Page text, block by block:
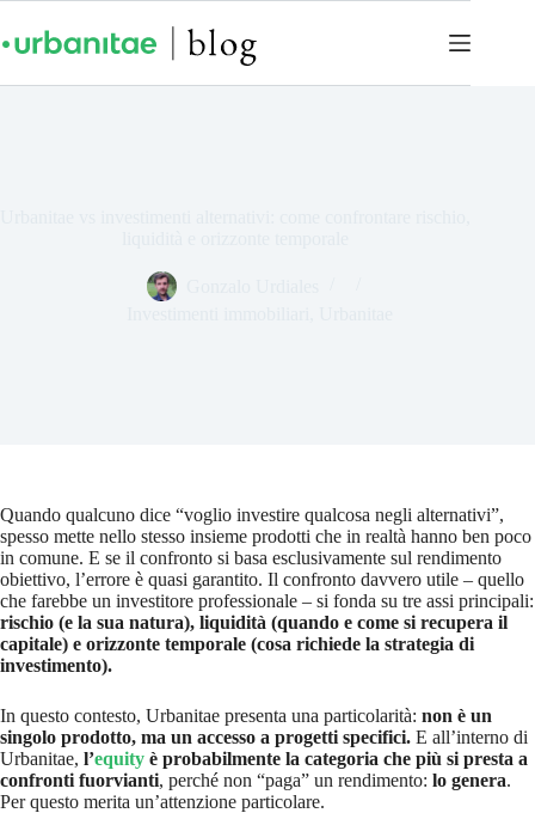
Quando qualcuno dice “voglio investire qualcosa negli alternativi”,
spesso mette nello stesso insieme prodotti che in realtà hanno ben poco
in comune. E se il confronto si basa esclusivamente sul rendimento
obiettivo, l’errore è quasi garantito. Il confronto davvero utile – quello
che farebbe un investitore professionale – si fonda su tre assi principali:
rischio (e la sua natura), liquidità (quando e come si recupera il
capitale) e orizzonte temporale (cosa richiede la strategia di
investimento).
In questo contesto, Urbanitae presenta una particolarità: non è un
singolo prodotto, ma un accesso a progetti specifici. E all’interno di
Urbanitae, l’equity è probabilmente la categoria che più si presta a
confronti fuorvianti, perché non “paga” un rendimento: lo genera.
Per questo merita un’attenzione particolare.